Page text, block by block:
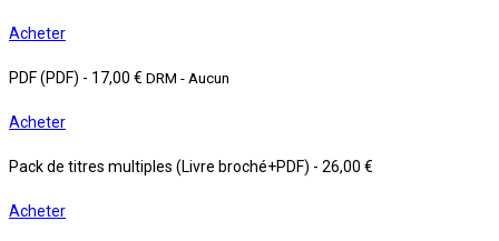
Acheter
PDF (PDF) - 17,00 € DRM - Aucun
Acheter
Pack de titres multiples (Livre broché+PDF) - 26,00 €
Acheter